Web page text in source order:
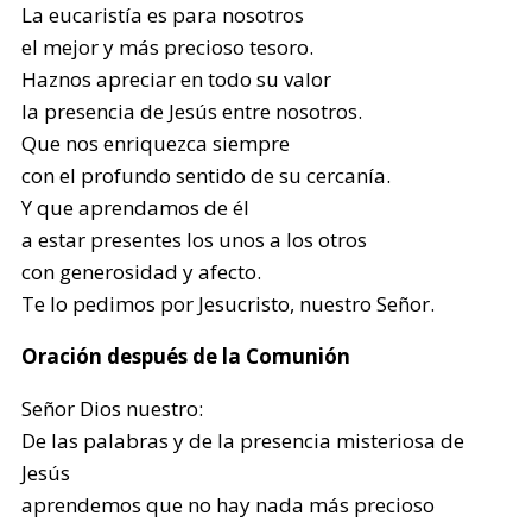
La eucaristía es para nosotros
el mejor y más precioso tesoro.
Haznos apreciar en todo su valor
la presencia de Jesús entre nosotros.
Que nos enriquezca siempre
con el profundo sentido de su cercanía.
Y que aprendamos de él
a estar presentes los unos a los otros
con generosidad y afecto.
Te lo pedimos por Jesucristo, nuestro Señor.
Oración después de la Comunión
Señor Dios nuestro:
De las palabras y de la presencia misteriosa de
Jesús
aprendemos que no hay nada más precioso